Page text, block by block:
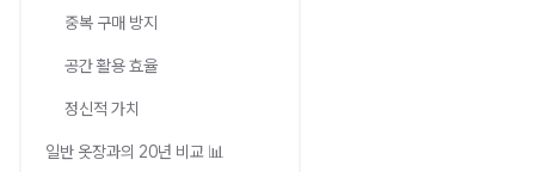
중복 구매 방지
공간 활용 효율
정신적 가치
일반 옷장과의 20년 비교 📊